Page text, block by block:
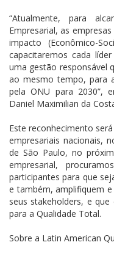
“Atualmente, para
Empresarial, as
impacto (Econômico-
capacitaremos cada
uma gestão responsável
ao mesmo tempo, para
pela ONU para 2030”,
Daniel Maximilian da
Este reconhecimento
empresariais nacionais,
de São Paulo, no
empresarial,
participantes para que
e também, amplifiquem
seus stakeholders, e
para a Qualidade Total.
Sobre a Latin American